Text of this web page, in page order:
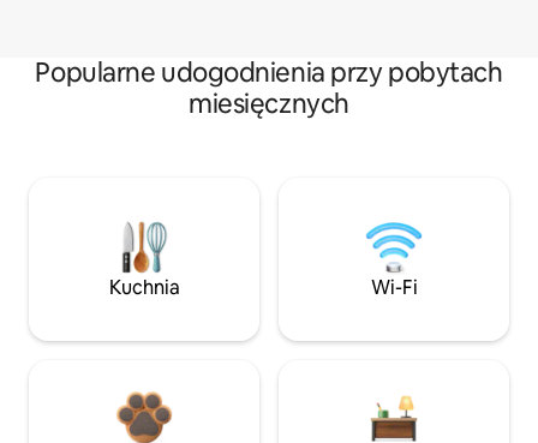
Popularne udogodnienia przy pobytach
miesięcznych
Kuchnia Wi-Fi